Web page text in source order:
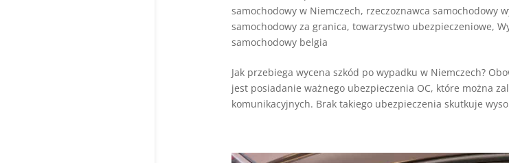
samochodowy w Niemczech, rzeczoznawca samochodowy
samochodowy za granica, towarzystwo ubezpieczeniowe,
samochodowy belgia
Jak przebiega wycena szkód po wypadku w Niemczech?
jest posiadanie ważnego ubezpieczenia OC, które można
komunikacyjnych. Brak takiego ubezpieczenia skutkuje